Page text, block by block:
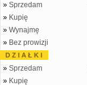
» Sprzedam
» Kupię
» Wynajmę
» Bez prowizji
D Z I A Ł K I
» Sprzedam
» Kupię